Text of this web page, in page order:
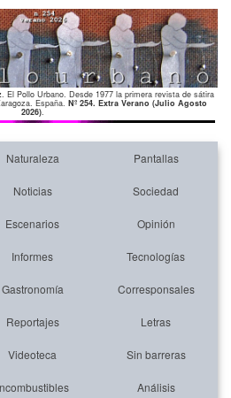
. El Pollo Urbano. Desde 1977 la primera revista de sátira
España. Nº 254. Extra Verano (Julio Agosto
2026).
Naturaleza Pantallas
Noticias Sociedad
Escenarios Opinión
Informes Tecnologías
Gastronomía Corresponsales
Reportajes Letras
Videoteca Sin barreras
Análisis